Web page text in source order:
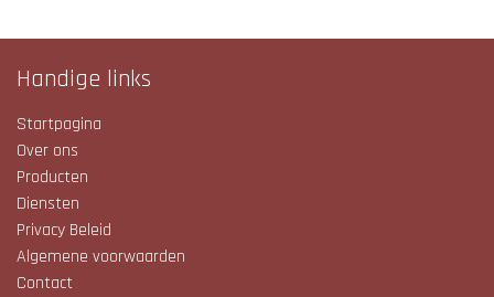
Handige links
Startpagina
Over ons
Producten
Diensten
Privacy Beleid
Algemene voorwaarden
Contact